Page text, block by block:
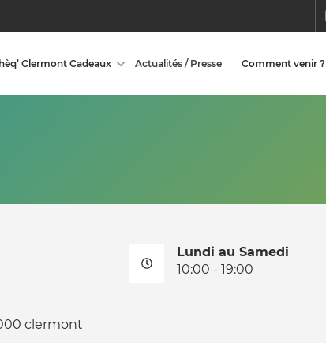
Clermont Cadeaux Actualités / Presse Comment venir ?
clermont
Lundi au Samedi
10:00 - 19:00